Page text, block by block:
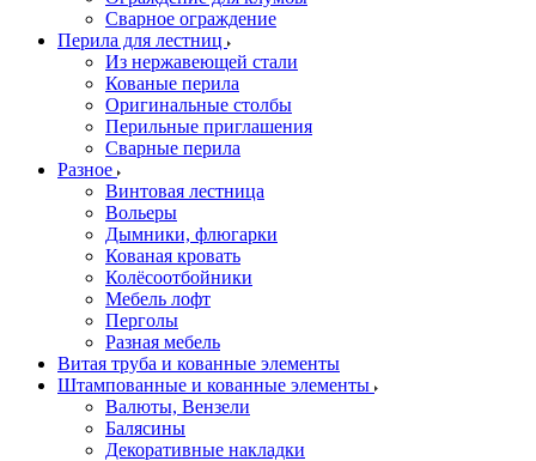
Сварное ограждение
Перила для лестниц
Из нержавеющей стали
Кованые перила
Оригинальные столбы
Перильные приглашения
Сварные перила
Разное
Винтовая лестница
Вольеры
Дымники, флюгарки
Кованая кровать
Колёсоотбойники
Мебель лофт
Перголы
Разная мебель
Витая труба и кованные элементы
Штампованные и кованные элементы
Валюты, Вензели
Балясины
Декоративные накладки